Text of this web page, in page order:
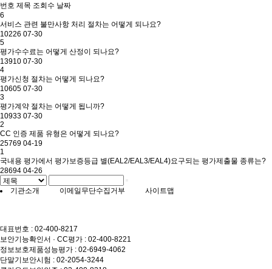
번호 제목 조회수 날짜
6
서비스 관련 불만사항 처리 절차는 어떻게 되나요?
10226 07-30
5
평가수수료는 어떻게 산정이 되나요?
13910 07-30
4
평가신청 절차는 어떻게 되나요?
10605 07-30
3
평가계약 절차는 어떻게 됩니까?
10933 07-30
2
CC 인증 제품 유형은 어떻게 되나요?
25769 04-19
1
국내용 평가에서 평가보증등급 별(EAL2/EAL3/EAL4)요구되는 평가제출물 종류는?
28694 04-26
기관소개 이메일무단수집거부 사이트맵
대표번호 : 02-400-8217
보안기능확인서 · CC평가 : 02-400-8221
정보보호제품성능평가 : 02-6949-4062
단말기보안시험 : 02-2054-3244